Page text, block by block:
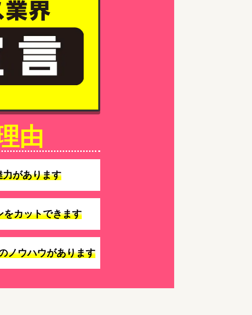
由
があります
をカットできます
ノウハウがあります